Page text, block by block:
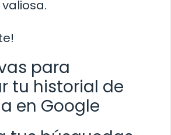
para
tu historial de
en Google